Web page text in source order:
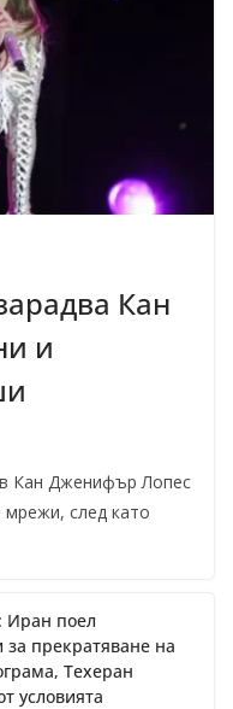
Кан
и
Кан Дженифър Лопес
мрежи, след като
поел
прекратяване на
Техеран
условията